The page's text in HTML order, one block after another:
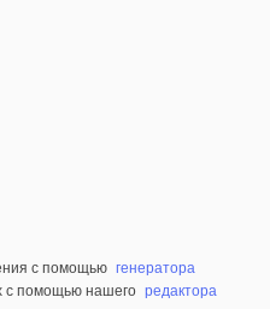
с помощью генератора
с помощью нашего редактора